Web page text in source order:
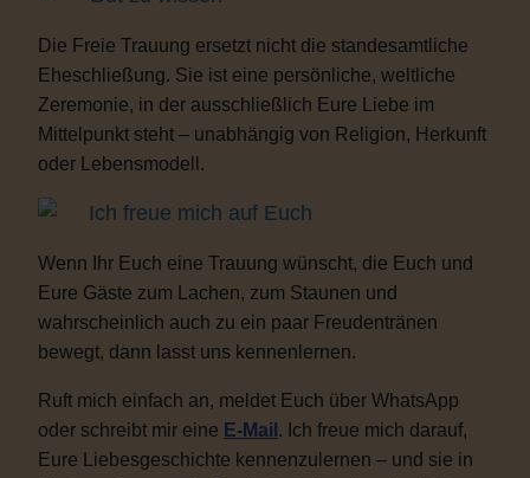
Die Freie Trauung ersetzt nicht die standesamtliche
Eheschließung. Sie ist eine persönliche, weltliche
Zeremonie, in der ausschließlich Eure Liebe im
Mittelpunkt steht – unabhängig von Religion, Herkunft
oder Lebensmodell.
Ich freue mich auf Euch
Wenn Ihr Euch eine Trauung wünscht, die Euch und
Eure Gäste zum Lachen, zum Staunen und
wahrscheinlich auch zu ein paar Freudentränen
bewegt, dann lasst uns kennenlernen.
Ruft mich einfach an, meldet Euch über WhatsApp
oder schreibt mir eine E-Mail . Ich freue mich darauf,
Eure Liebesgeschichte kennenzulernen – und sie in